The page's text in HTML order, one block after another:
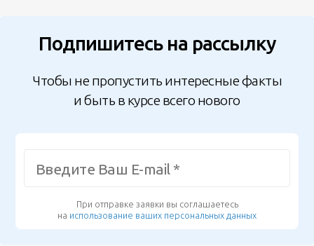
Подпишитесь на рассылку
Чтобы не пропустить интересные факты
и быть в курсе всего нового
При отправке заявки вы соглашаетесь
на использование ваших персональных данных